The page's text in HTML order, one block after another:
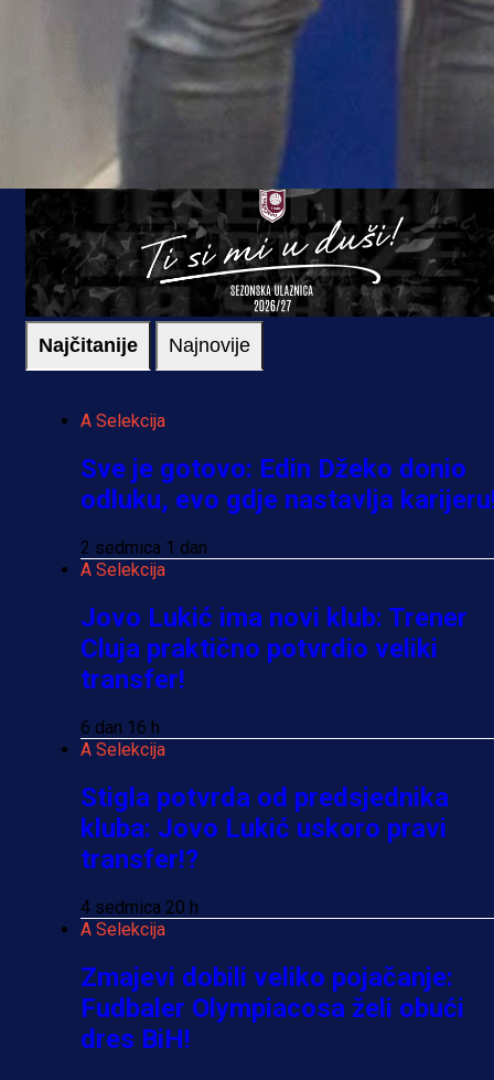
Najčitanije Najnovije
A Selekcija
Sve je gotovo: Edin Džeko donio
odluku, evo gdje nastavlja
2 sedmica 1 dan
A Selekcija
Jovo Lukić ima novi klub: Trener
Cluja praktično potvrdio veliki
transfer!
6 dan 16 h
A Selekcija
Stigla potvrda od predsjednika
kluba: Jovo Lukić uskoro pravi
transfer!?
4 sedmica 20 h
A Selekcija
Zmajevi dobili veliko pojačanje:
Fudbaler Olympiacosa želi obući
dres BiH!